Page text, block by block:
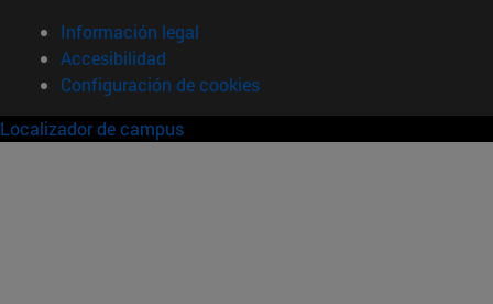
Información legal
Accesibilidad
Configuración de cookies
Localizador de campus